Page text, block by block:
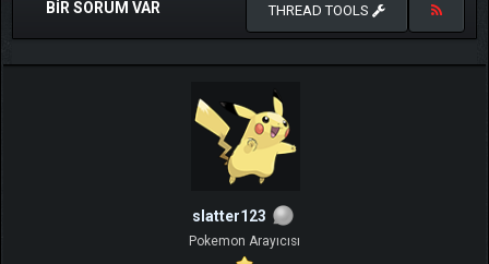
BIR SORUM VAR THREAD TOOLS
slatter123
Pokemon Arayıcısı